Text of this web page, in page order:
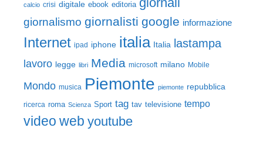
calcio crisi digitale ebook editoria
giornalismo giornalisti google informazione
Internet ipad iphone italia Italia lastampa
lavoro legge libri Media microsoft milano Mobile
Mondo musica Piemonte piemonte repubblica
ricerca roma Scienza Sport tag tav televisione tempo
video web youtube